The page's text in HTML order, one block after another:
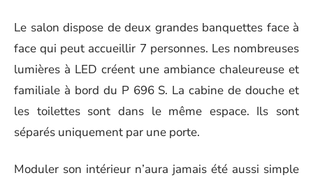
Le salon dispose de deux grandes banquettes face à
face qui peut accueillir 7 personnes. Les nombreuses
lumières à LED créent une ambiance chaleureuse et
familiale à bord du P 696 S. La cabine de douche et
les toilettes sont dans le même espace. Ils sont
séparés uniquement par une porte.
Moduler son intérieur n’aura jamais été aussi simple